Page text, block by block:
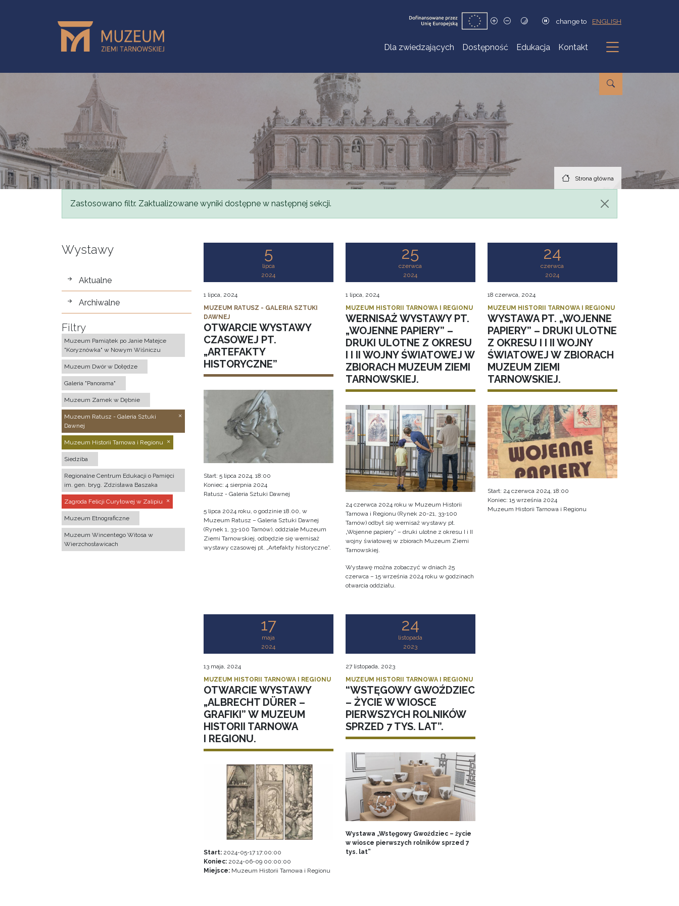
change to ENGLISH
Dla zwiedzających Dostępność Edukacja Kontakt
Podmenu
Strona główna
Komunikat
Zastosowano filtr. Zaktualizowane wyniki dostępne w następnej sekcji.
Wystawy
wystawy
Aktualne
Archiwalne
Filtry
Muzeum Pamiątek po Janie Matejce
"Koryznówka" w Nowym Wiśniczu
Muzeum Dwór w Dołędze
Galeria "Panorama"
Muzeum Zamek w Dębnie
Muzeum Ratusz - Galeria Sztuki
Dawnej
Muzeum Historii Tarnowa i Regionu
Siedziba
Regionalne Centrum Edukacji o Pamięci
im. gen. bryg. Zdzisława Baszaka
Zagroda Felicji Curyłowej w Zalipiu
Muzeum Etnograficzne
Muzeum Wincentego Witosa w
Wierzchosławicach
5
lipca
2024
1 lipca, 2024
MUZEUM RATUSZ - GALERIA SZTUKI
DAWNEJ
OTWARCIE WYSTAWY
CZASOWEJ PT.
„ARTEFAKTY
HISTORYCZNE”
Start: 5 lipca 2024, 18:00
Koniec: 4 sierpnia 2024
Ratusz - Galeria Sztuki Dawnej
5 lipca 2024 roku, o godzinie 18.00, w
Muzeum Ratusz – Galeria Sztuki Dawnej
(Rynek 1, 33-100 Tarnów), oddziale Muzeum
Ziemi Tarnowskiej, odbędzie się wernisaż
wystawy czasowej pt. „Artefakty historyczne”.
25
czerwca
2024
1 lipca, 2024
MUZEUM HISTORII TARNOWA I REGIONU
WERNISAŻ WYSTAWY PT.
„WOJENNE PAPIERY” –
DRUKI ULOTNE Z OKRESU
I I II WOJNY ŚWIATOWEJ W
ZBIORACH MUZEUM ZIEMI
TARNOWSKIEJ.
24 czerwca 2024 roku w Muzeum Historii
Tarnowa i Regionu (Rynek 20-21, 33-100
Tarnów) odbył się wernisaż wystawy pt.
„Wojenne papiery” – druki ulotne z okresu I i II
wojny światowej w zbiorach Muzeum Ziemi
Tarnowskiej.
Wystawę można zobaczyć w dniach 25
czerwca – 15 września 2024 roku w godzinach
otwarcia oddziału.
24
czerwca
2024
18 czerwca, 2024
MUZEUM HISTORII TARNOWA I REGIONU
WYSTAWA PT. „WOJENNE
PAPIERY” – DRUKI ULOTNE
Z OKRESU I I II WOJNY
ŚWIATOWEJ W ZBIORACH
MUZEUM ZIEMI
TARNOWSKIEJ.
Start: 24 czerwca 2024, 18:00
Koniec: 15 września 2024
Muzeum Historii Tarnowa i Regionu
17
maja
2024
13 maja, 2024
MUZEUM HISTORII TARNOWA I REGIONU
OTWARCIE WYSTAWY
„ALBRECHT DÜRER –
GRAFIKI” W MUZEUM
HISTORII TARNOWA
I REGIONU.
Start: 2024-05-17 17:00:00
Koniec: 2024-06-09 00:00:00
Miejsce: Muzeum Historii Tarnowa i Regionu
24
listopada
2023
27 listopada, 2023
MUZEUM HISTORII TARNOWA I REGIONU
“WSTĘGOWY GWOŹDZIEC
– ŻYCIE W WIOSCE
PIERWSZYCH ROLNIKÓW
SPRZED 7 TYS. LAT”.
Wystawa „Wstęgowy Gwoździec – życie
w wiosce pierwszych rolników sprzed 7
tys. lat”